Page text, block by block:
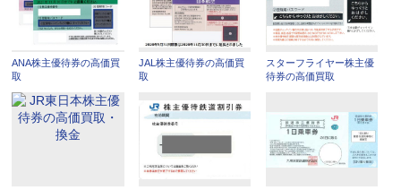
ANA株主優待券の高価買
取
JAL株主優待券の高価買
取
スターフライヤー株主優
待券の高価買取